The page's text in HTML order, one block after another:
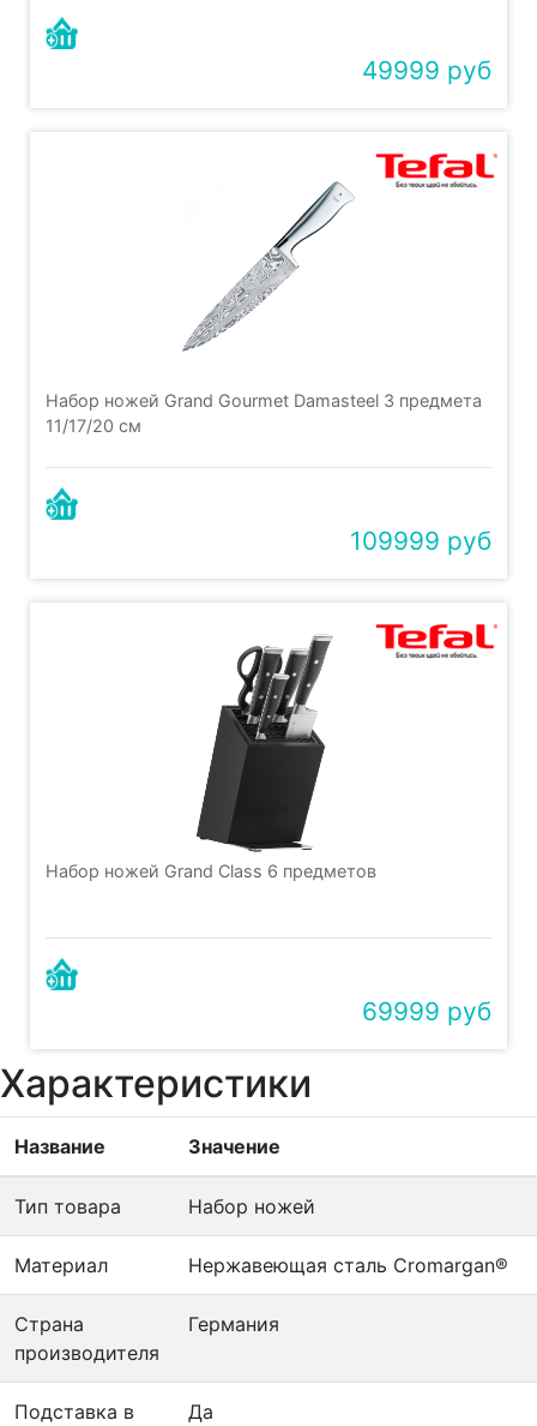
49999 руб
Набор ножей Grand Gourmet Damasteel 3 предмета
11/17/20 см
109999 руб
Набор ножей Grand Class 6 предметов
69999 руб
Характеристики
Название Значение
Тип товара Набор ножей
Материал Нержавеющая сталь Cromargan®
Страна
производителя
Германия
Подставка в
Да